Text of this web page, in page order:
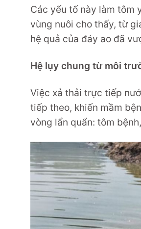
Các yếu tố này làm tôm
vùng nuôi cho thấy, từ
hệ quả của đáy ao đã
Hệ lụy chung từ môi
Việc xả thải trực tiếp
tiếp theo, khiến mầm
vòng lẩn quẩn: tôm